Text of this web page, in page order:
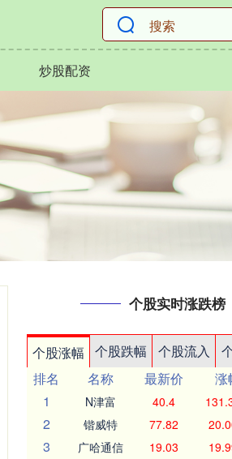
炒股配资
个股实时涨跌榜
个股涨幅 个股跌幅 个股流入
排名
名称 最新价 涨
1
N津富 40.4
2 锴威特 77.82
3 广哈通信 19.03